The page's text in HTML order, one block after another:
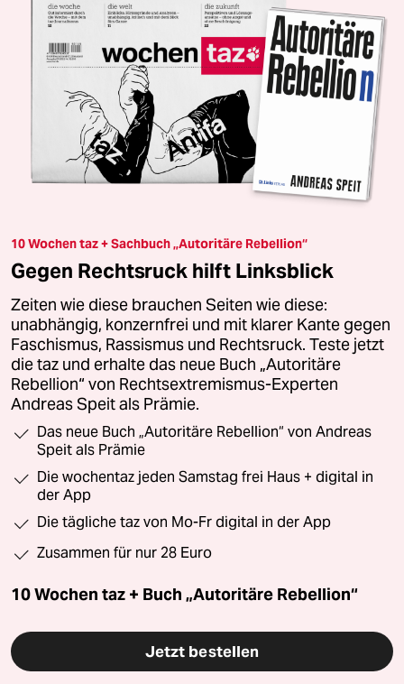
10 Wochen taz + Sachbuch „Autoritäre Rebellion“
Gegen Rechtsruck hilft Linksblick
Zeiten wie diese brauchen Seiten wie diese:
unabhängig, konzernfrei und mit klarer Kante gegen
Faschismus, Rassismus und Rechtsruck. Teste jetzt
die taz und erhalte das neue Buch „Autoritäre
Rebellion“ von Rechtsextremismus-Experten
Andreas Speit als Prämie.
Das neue Buch „Autoritäre Rebellion“ von Andreas
Speit als Prämie
Die wochentaz jeden Samstag frei Haus + digital in
der App
Die tägliche taz von Mo-Fr digital in der App
Zusammen für nur 28 Euro
10 Wochen taz + Buch „Autoritäre Rebellion“
Jetzt bestellen